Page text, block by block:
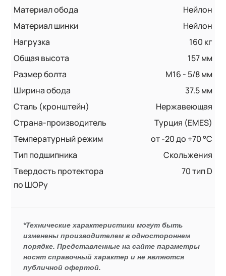
Материал обода
Нейлон
Материал шинки
Нейлон
Нагрузка
160 кг
Общая высота
157 мм
Размер болта
M16 - 5/8 мм
Ширина обода
37.5 мм
Сталь (кронштейн)
Нержавеющая
Страна-производитель
Турция (EMES)
Температурный режим
от -20 до +70 °С
Тип подшипника
Скольжения
Твердость протектора
по ШОРу
70 тип D
*Технические характеристики могут быть
изменены производителем в одностороннем
порядке. Представленные на сайте параметры
носят справочный характер и не являются
публичной офертой.